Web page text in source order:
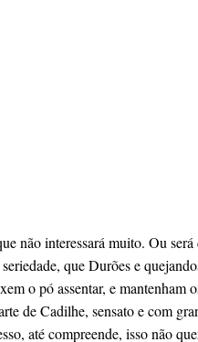
não interessará muito. Ou
que Durões e
o pó assentar, e
de Cadilhe, sensato e com
até compreende, isso não